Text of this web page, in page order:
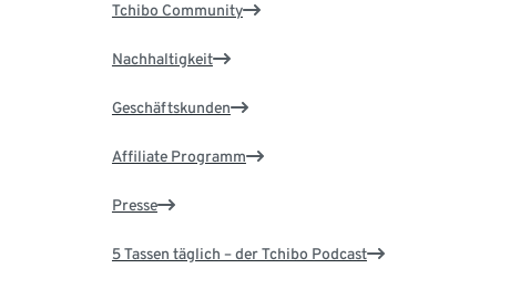
Tchibo Community
Nachhaltigkeit
Geschäftskunden
Affiliate Programm
Presse
5 Tassen täglich – der Tchibo Podcast